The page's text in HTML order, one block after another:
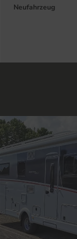
Neufahrzeug